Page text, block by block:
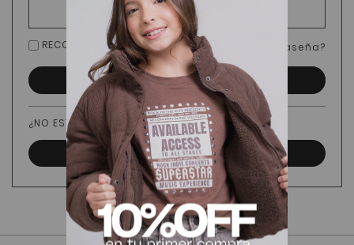
RECORDARME ¿Olvidaste tu contraseña?
INGRESAR
¿NO ESTÁS REGISTRADO?
CREAR CUENTA